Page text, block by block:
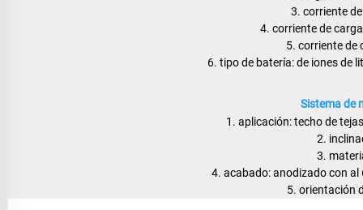
3. corriente
4. corriente de
5. corriente de
6. tipo de batería: de iones de
Sistema de
1. aplicación: techo de
2.
3.
4. acabado: anodizado con al
5. orientación